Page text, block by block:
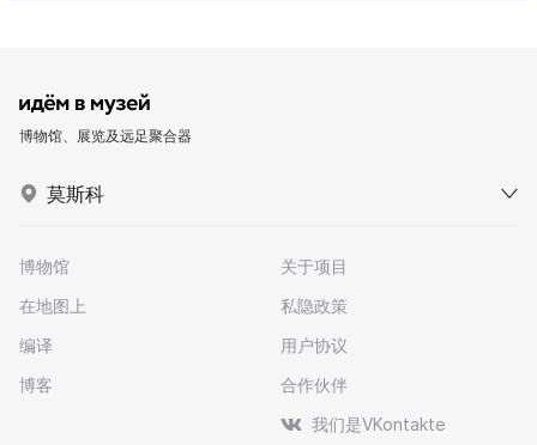
博物馆、展览及远足聚合器
莫斯科
博物馆
在地图上
编译
博客
关于项目
私隐政策
用户协议
合作伙伴
我们是VKontakte